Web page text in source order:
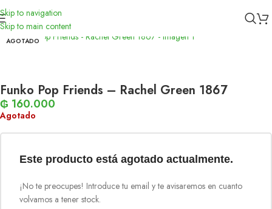
Skip to navigation
Skip to main content
Inicio Funko
AGOTADO
Funko Pop Friends – Rachel Green 1867
₲ 160.000
Agotado
Este producto está agotado actualmente.
¡No te preocupes! Introduce tu email y te avisaremos en cuanto
volvamos a tener stock.